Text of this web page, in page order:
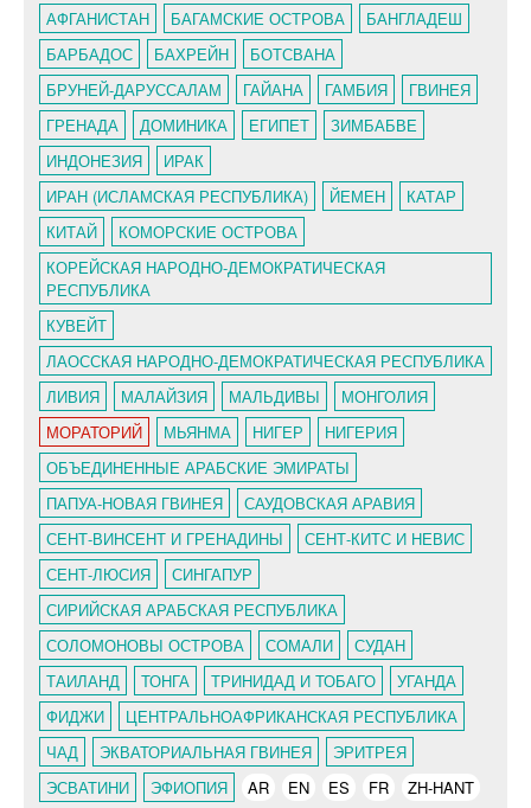
АФГАНИСТАН БАГАМСКИЕ ОСТРОВА
БАНГЛАДЕШ
БАРБАДОС
БАХРЕЙН
БОТСВАНА
БРУНЕЙ-ДАРУССАЛАМ
ГАЙАНА ГАМБИЯ
ГВИНЕЯ
ГРЕНАДА
ДОМИНИКА ЕГИПЕТ
ЗИМБАБВЕ
ИНДОНЕЗИЯ
ИРАК
ИРАН (ИСЛАМСКАЯ РЕСПУБЛИКА)
ЙЕМЕН
КАТАР
КИТАЙ
КОМОРСКИЕ ОСТРОВА
КОРЕЙСКАЯ НАРОДНО-ДЕМОКРАТИЧЕСКАЯ
РЕСПУБЛИКА
КУВЕЙТ
ЛАОССКАЯ НАРОДНО-ДЕМОКРАТИЧЕСКАЯ РЕСПУБЛИКА
ЛИВИЯ
МАЛАЙЗИЯ МАЛЬДИВЫ
МОНГОЛИЯ
МОРАТОРИЙ
МЬЯНМА НИГЕР
НИГЕРИЯ
ОБЪЕДИНЕННЫЕ АРАБСКИЕ ЭМИРАТЫ
ПАПУА-НОВАЯ ГВИНЕЯ
САУДОВСКАЯ АРАВИЯ
СЕНТ-ВИНСЕНТ И ГРЕНАДИНЫ
СЕНТ-КИТС И НЕВИС
СЕНТ-ЛЮСИЯ
СИНГАПУР
СИРИЙСКАЯ АРАБСКАЯ РЕСПУБЛИКА
СОЛОМОНОВЫ ОСТРОВА
СОМАЛИ
СУДАН
ТАИЛАНД
ТОНГА ТРИНИДАД И ТОБАГО
УГАНДА
ФИДЖИ
ЦЕНТРАЛЬНОАФРИКАНСКАЯ РЕСПУБЛИКА
ЧАД
ЭКВАТОРИАЛЬНАЯ ГВИНЕЯ
ЭРИТРЕЯ
ЭСВАТИНИ
ЭФИОПИЯ AR EN ES FR ZH-HANT